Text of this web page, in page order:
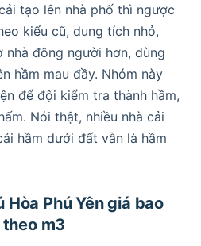
tạo lên nhà phố thì ngược
kiểu cũ, dung tích nhỏ,
đông người hơn, dùng
hầm mau đầy. Nhóm này
để đội kiểm tra thành hầm,
Nói thật, nhiều nhà cải
hầm dưới đất vẫn là hầm
Hòa Phú Yên giá bao
m3